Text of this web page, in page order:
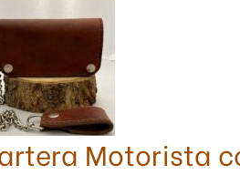
Motorista